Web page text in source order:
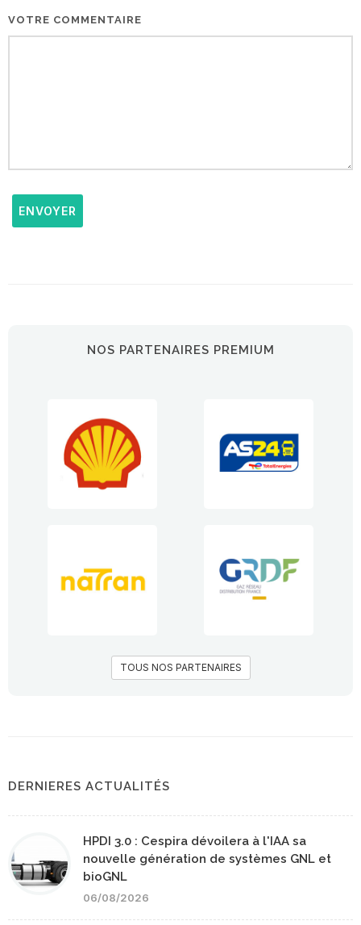
VOTRE COMMENTAIRE
ENVOYER
NOS PARTENAIRES PREMIUM
TOUS NOS PARTENAIRES
DERNIERES ACTUALITÉS
HPDI 3.0 : Cespira dévoilera à l'IAA sa
nouvelle génération de systèmes GNL et
bioGNL
06/08/2026